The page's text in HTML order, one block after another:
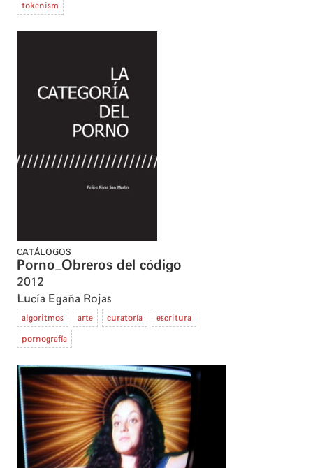
tokenism
CATÁLOGOS
Porno_Obreros del código
2012
Lucía Egaña Rojas
algoritmos arte curatoría escritura
pornografía